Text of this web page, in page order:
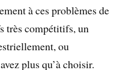
à ces problèmes de
très compétitifs, un
ou
plus qu’à choisir.